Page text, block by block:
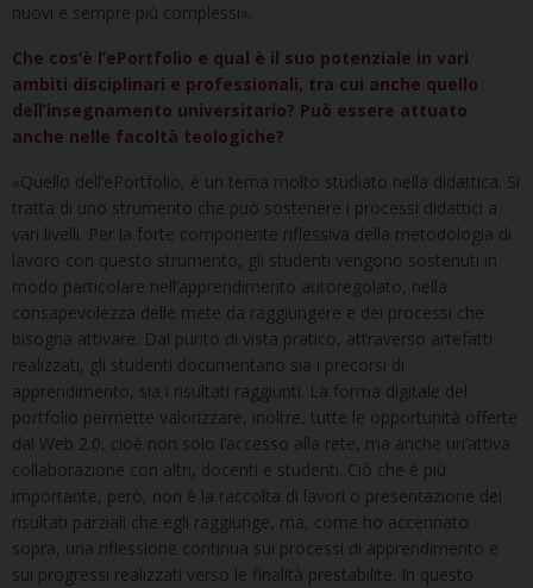
nuovi e sempre più complessi».
Che cos’è l’ePortfolio e qual è il suo potenziale in vari
ambiti disciplinari e professionali, tra cui anche quello
dell’insegnamento universitario? Può essere attuato
anche nelle facoltà teologiche?
«Quello dell’ePortfolio, è un tema molto studiato nella didattica. Si
tratta di uno strumento che può sostenere i processi didattici a
vari livelli. Per la forte componente riflessiva della metodologia di
lavoro con questo strumento, gli studenti vengono sostenuti in
modo particolare nell’apprendimento autoregolato, nella
consapevolezza delle mete da raggiungere e dei processi che
bisogna attivare. Dal punto di vista pratico, attraverso artefatti
realizzati, gli studenti documentano sia i precorsi di
apprendimento, sia i risultati raggiunti. La forma digitale del
portfolio permette valorizzare, inoltre, tutte le opportunità offerte
dal Web 2.0, cioè non solo l’accesso alla rete, ma anche un’attiva
collaborazione con altri, docenti e studenti. Ciò che è più
importante, però, non è la raccolta di lavori o presentazione dei
risultati parziali che egli raggiunge, ma, come ho accennato
sopra, una riflessione continua sui processi di apprendimento e
sui progressi realizzati verso le finalità prestabilite. In questo